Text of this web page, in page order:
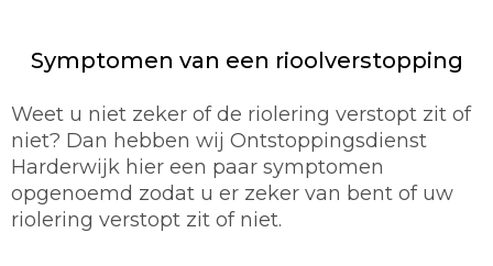
Symptomen van een rioolverstopping
Weet u niet zeker of de riolering verstopt zit of
niet? Dan hebben wij Ontstoppingsdienst
Harderwijk hier een paar symptomen
opgenoemd zodat u er zeker van bent of uw
riolering verstopt zit of niet.